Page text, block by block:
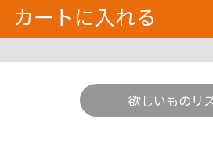
カートに入れる
欲しいものリ